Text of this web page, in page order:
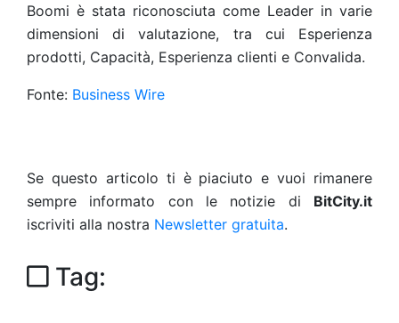
Boomi è stata riconosciuta come Leader in varie
dimensioni di valutazione, tra cui Esperienza
prodotti, Capacità, Esperienza clienti e Convalida.
Fonte: Business Wire
Se questo articolo ti è piaciuto e vuoi rimanere
sempre informato con le notizie di BitCity.it
iscriviti alla nostra Newsletter gratuita.
Tag: